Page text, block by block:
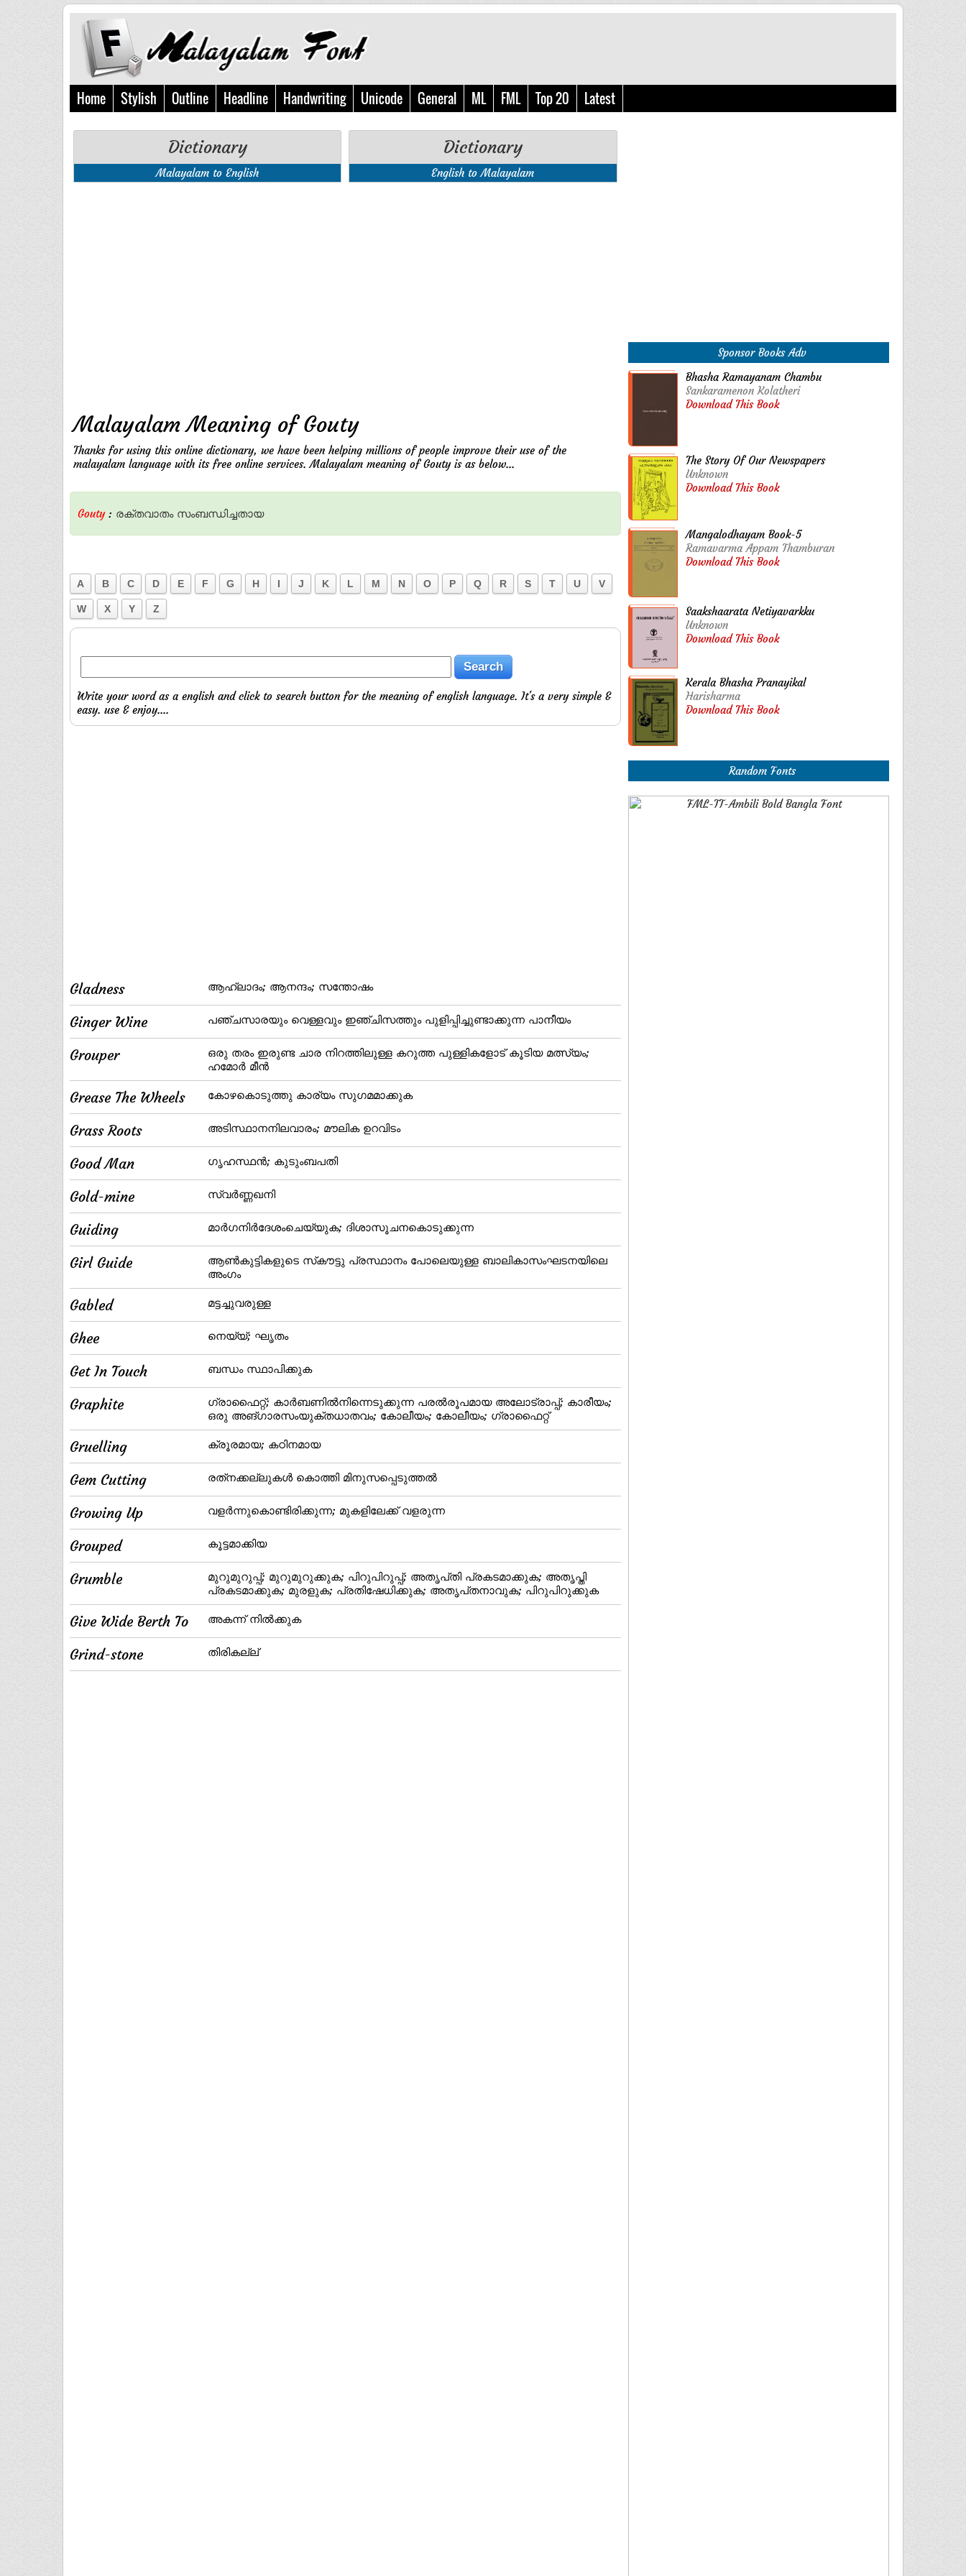
Home Stylish Outline Headline Handwriting Unicode General ML FML Top 20 Latest
Dictionary
Malayalam to English
Dictionary
English to Malayalam
Malayalam Meaning of Gouty
Thanks for using this online dictionary, we have been helping millions of people improve their use of the
malayalam language with its free online services. Malayalam meaning of Gouty is as below...
Gouty: രക്തവാതം സംബന്ധിച്ചതായ
A B C D E F G H I J K L M N O P Q R S T U V
W X Y Z
Write your word as a english and click to search button for the meaning of english language. It's a very simple &
easy. use & enjoy....
Gladness ആഹ്ലാദം; ആനന്ദം; സന്തോഷം
Ginger Wine പഞ്ചസാരയും വെള്ളവും ഇഞ്ചിസത്തും പുളിപ്പിച്ചുണ്ടാക്കുന്ന പാനീയം
Grouper
ഒരു തരം ഇരുണ്ട ചാര നിറത്തിലുള്ള കറുത്ത പുള്ളികളോട് കൂടിയ മത്സ്യം;
ഹമോര്‍ മീന്‍
Grease The Wheels കോഴകൊടുത്തു കാര്യം സുഗമമാക്കുക
Grass Roots അടിസ്ഥാനനിലവാരം; മൗലിക ഉറവിടം
Good Man ഗൃഹസ്ഥന്‍; കുടുംബപതി
Gold-mine സ്വര്‍ണ്ണഖനി
Guiding മാര്‍ഗനിര്‍ദേശംചെയ്യുക; ദിശാസൂചനകൊടുക്കുന്ന
Girl Guide
ആണ്‍കുട്ടികളുടെ സ്‌കൗട്ടു പ്രസ്ഥാനം പോലെയുള്ള ബാലികാസംഘടനയിലെ
അംഗം
Gabled മട്ടച്ചുവരുള്ള
Ghee നെയ്യ്‌; ഘൃതം
Get In Touch ബന്ധം സ്ഥാപിക്കുക
Graphite
ഗ്രാഫൈറ്റ്‌; കാര്‍ബണില്‍നിന്നെടുക്കുന്ന പരല്‍രൂപമായ അലോട്രാപ്പ്‌; കാരീയം;
ഒരു അങ്ഗാരസംയുക്തധാതവം; കോലീയം; കോലീയം; ഗ്രാഫൈറ്റ്
Gruelling ക്രൂരമായ; കഠിനമായ
Gem Cutting രത്‌നക്കല്ലുകള്‍ കൊത്തി മിനുസപ്പെടുത്തല്‍
Growing Up വളര്‍ന്നുകൊണ്ടിരിക്കുന്ന; മുകളിലേക്ക്‌ വളരുന്ന
Grouped കൂട്ടമാക്കിയ
Grumble
മുറുമുറുപ്പ്‌; മുറുമുറുക്കുക; പിറുപിറുപ്പ്‌; അതൃപ്‌തി പ്രകടമാക്കുക; അതൃപ്തി
പ്രകടമാക്കുക; മുരളുക; പ്രതിഷേധിക്കുക; അതൃപ്‌തനാവുക; പിറുപിറുക്കുക
Give Wide Berth To അകന്ന്‌ നില്‍ക്കുക
Grind-stone തിരികല്ല്‌
Sponsor Books Adv
Bhasha Ramayanam Chambu
Sankaramenon Kolatheri
Download This Book
The Story Of Our Newspapers
Unknown
Download This Book
Mangalodhayam Book-5
Ramavarma Appam Thamburan
Download This Book
Saakshaarata Netiyavarkku
Unknown
Download This Book
Kerala Bhasha Pranayikal
Harisharma
Download This Book
Random Fonts